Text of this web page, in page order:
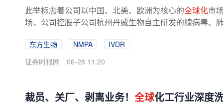
此举标志着公司以中国、北美、欧洲为核心的全球化市
场，公司控股子公司杭州丹威生物自主研发的腺病毒、
东方生物 NMPA
IVDR
证券时报网
06-28 11:20
裁员、关厂、剥离业务！ 全球化工行业深度